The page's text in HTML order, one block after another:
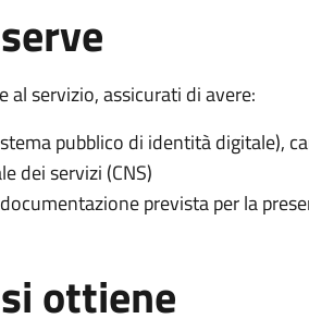
al servizio, assicurati di avere:
pubblico di identità digitale),
dei servizi (CNS)
prevista per la
ottiene